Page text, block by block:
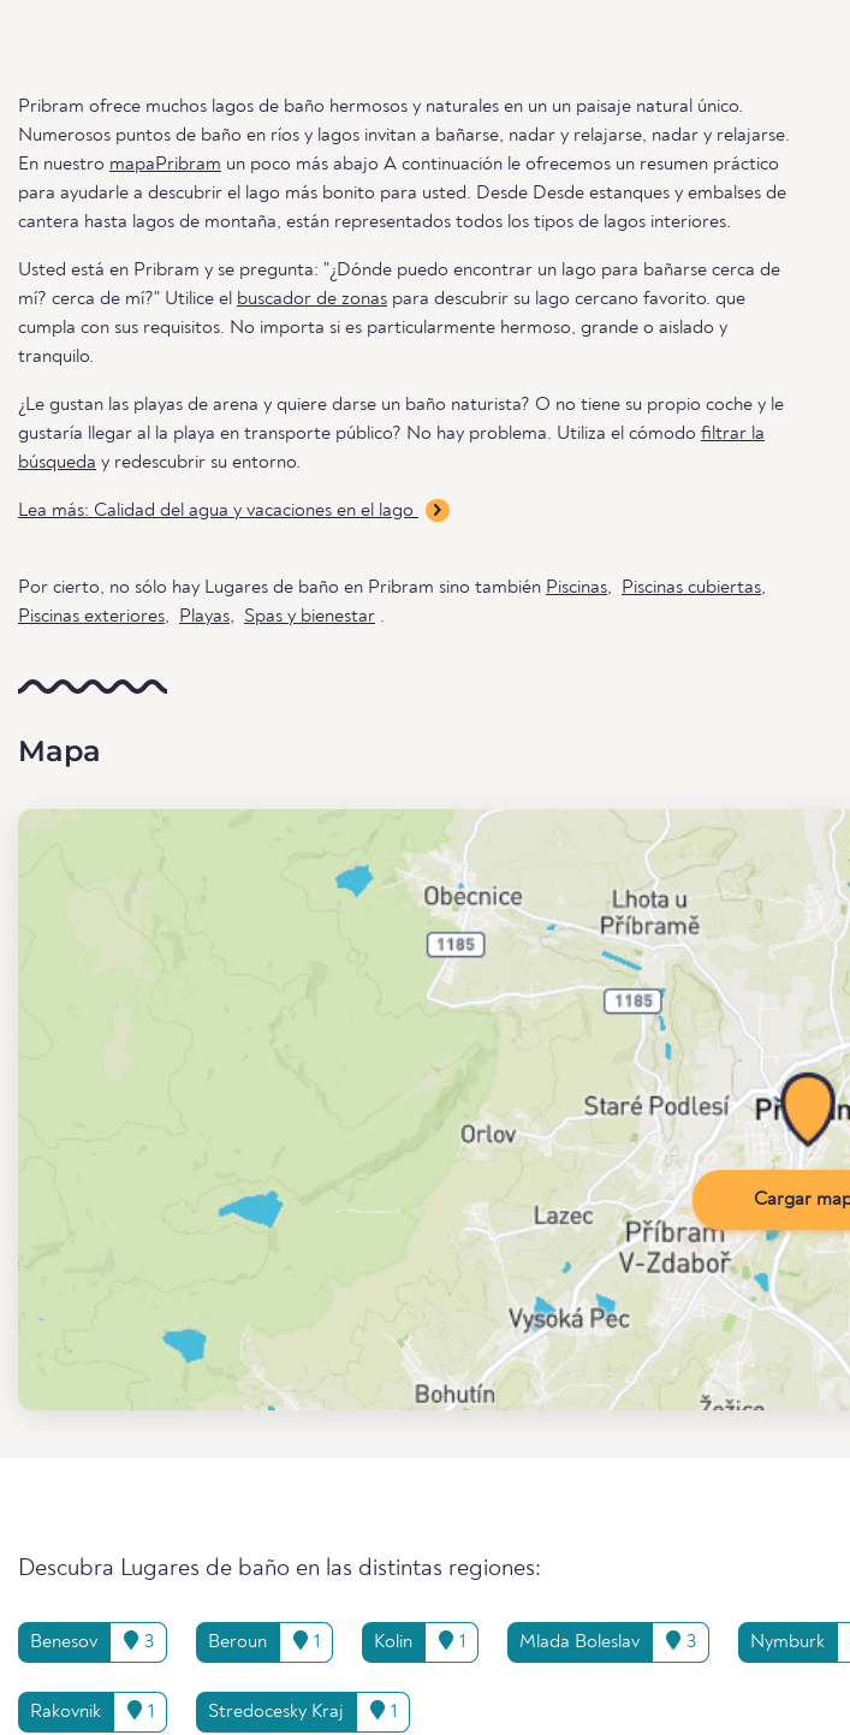
Pribram ofrece muchos lagos de baño hermosos y naturales en un un paisaje natural único.
Numerosos puntos de baño en ríos y lagos invitan a bañarse, nadar y relajarse, nadar y relajarse.
En nuestro mapaPribram un poco más abajo A continuación le ofrecemos un resumen práctico
para ayudarle a descubrir el lago más bonito para usted. Desde Desde estanques y embalses de
cantera hasta lagos de montaña, están representados todos los tipos de lagos interiores.
Usted está en Pribram y se pregunta: "¿Dónde puedo encontrar un lago para bañarse cerca de
mí? cerca de mí?" Utilice el buscador de zonas para descubrir su lago cercano favorito. que
cumpla con sus requisitos. No importa si es particularmente hermoso, grande o aislado y
tranquilo.
¿Le gustan las playas de arena y quiere darse un baño naturista? O no tiene su propio coche y le
gustaría llegar al la playa en transporte público? No hay problema. Utiliza el cómodo filtrar la
búsqueda y redescubrir su entorno.
Lea más: Calidad del agua y vacaciones en el lago
Por cierto, no sólo hay Lugares de baño en Pribram sino también Piscinas, Piscinas cubiertas,
Piscinas exteriores, Playas, Spas y bienestar .
Mapa
Cargar
Descubra Lugares de baño en las distintas regiones:
Benesov 3 Beroun 1 Kolin 1 Mlada Boleslav 3 Nymburk
Rakovnik 1 Stredocesky Kraj 1